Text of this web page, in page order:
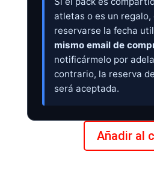
atletas o es un regalo,
reservarse la fecha
mismo email de
notificármelo por
contrario, la reserva
será aceptada.
Añadir al